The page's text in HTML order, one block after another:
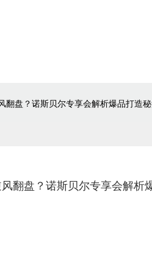
翻盘？诺斯贝尔专享会解析爆品打造
翻盘？诺斯贝尔专享会解析